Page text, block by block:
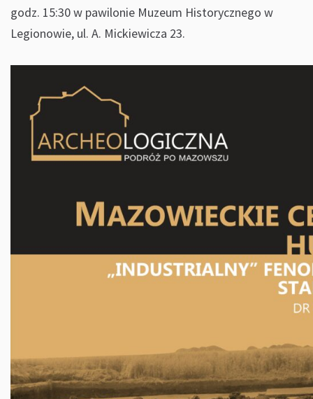
godz. 15:30 w pawilonie Muzeum Historycznego w
Legionowie, ul. A. Mickiewicza 23.